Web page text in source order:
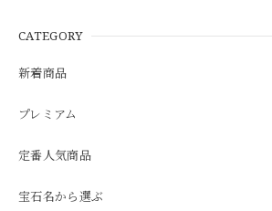
CATEGORY
新着商品
プレミアム
定番人気商品
宝石名から選ぶ